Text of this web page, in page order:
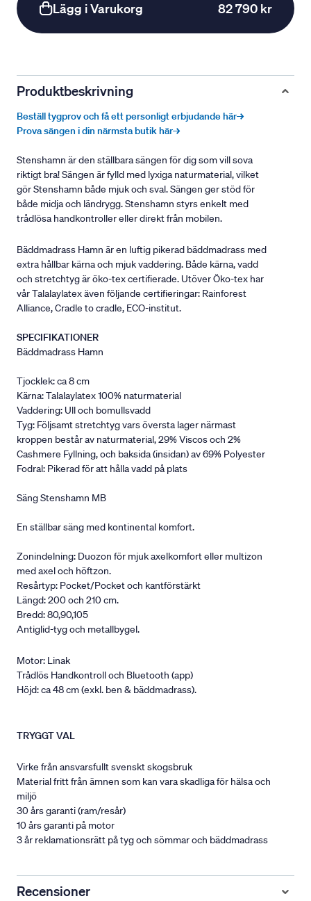
Lägg i Varukorg 82 790 kr
Produktbeskrivning
Beställ tygprov och få ett personligt erbjudande här→
Prova sängen i din närmsta butik här→
Stenshamn är den ställbara sängen för dig som vill sova
riktigt bra! Sängen är fylld med lyxiga naturmaterial, vilket
gör Stenshamn både mjuk och sval. Sängen ger stöd för
både midja och ländrygg. Stenshamn styrs enkelt med
trådlösa handkontroller eller direkt från mobilen.
Bäddmadrass Hamn är en luftig pikerad bäddmadrass med
extra hållbar kärna och mjuk vaddering. Både kärna, vadd
och stretchtyg är öko-tex certifierade. Utöver Öko-tex har
vår Talalaylatex även följande certifieringar: Rainforest
Alliance, Cradle to cradle, ECO-institut.
SPECIFIKATIONER
Bäddmadrass Hamn
Tjocklek: ca 8 cm
Kärna: Talalaylatex 100% naturmaterial
Vaddering: Ull och bomullsvadd
Tyg: Följsamt stretchtyg vars översta lager närmast
kroppen består av naturmaterial, 29% Viscos och 2%
Cashmere Fyllning, och baksida (insidan) av 69% Polyester
Fodral: Pikerad för att hålla vadd på plats
Säng Stenshamn MB
En ställbar säng med kontinental komfort.
Zonindelning: Duozon för mjuk axelkomfort eller multizon
med axel och höftzon.
Resårtyp: Pocket/Pocket och kantförstärkt
Längd: 200 och 210 cm.
Bredd: 80,90,105
Antiglid-tyg och metallbygel.
Motor: Linak
Trådlös Handkontroll och Bluetooth (app)
Höjd: ca 48 cm (exkl. ben & bäddmadrass).
TRYGGT VAL
Virke från ansvarsfullt svenskt skogsbruk
Material fritt från ämnen som kan vara skadliga för hälsa och
miljö
30 års garanti (ram/resår)
10 års garanti på motor
3 år reklamationsrätt på tyg och sömmar och bäddmadrass
Recensioner